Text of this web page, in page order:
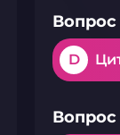
Вопрос
D
Вопрос